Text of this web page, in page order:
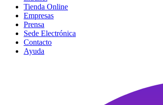
Tienda Online
Empresas
Prensa
Sede Electrónica
Contacto
Ayuda